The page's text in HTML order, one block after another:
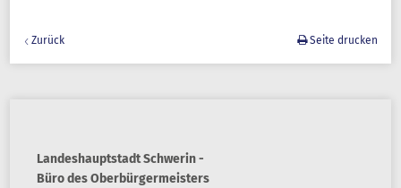
Zurück Seite drucken
Landeshauptstadt Schwerin -
Büro des Oberbürgermeisters